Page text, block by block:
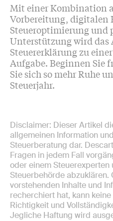
Mit einer Kombination
Vorbereitung,
Steueroptimierung und
Unterstützung wird das
Steuererklärung zu
Aufgabe. Beginnen Sie
Sie sich so mehr Ruhe
Steuerjahr.
Disclaimer: Dieser Artikel
allgemeinen Information
Steuerberatung dar.
Fragen in jedem Fall
oder einem
Steuerbehörde abzuklären.
vorstehenden Inhalte und
recherchiert hat, kann
Richtigkeit und
Jegliche Haftung wird